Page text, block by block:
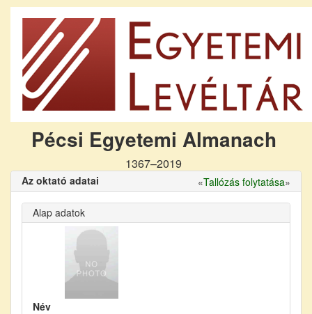
Pécsi Egyetemi Almanach
1367–2019
Az oktató adatai «Tallózás folytatása»
Alap adatok
Név